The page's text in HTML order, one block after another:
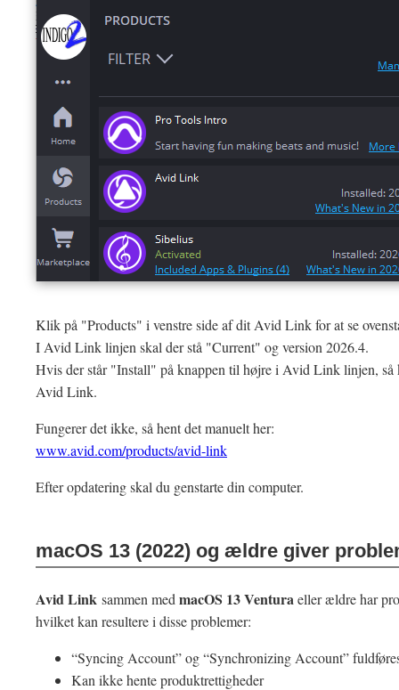
Klik på "Products" i venstre side af dit Avid Link for at se
I Avid Link linjen skal der stå "Current" og version 2026.4.
Hvis der står "Install" på knappen til højre i Avid Link linjen, så
Avid Link.
Fungerer det ikke, så hent det manuelt her:
www.avid.com/products/avid-link
Efter opdatering skal du genstarte din computer.
macOS 13 (2022) og ældre giver
Avid Link sammen med macOS 13 Venturaeller ældre har
hvilket kan resultere i disse problemer:
“Syncing Account” og “Synchronizing Account”
Kan ikke hente produktrettigheder